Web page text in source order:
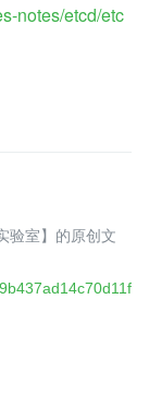
notes/etcd/etc
验室】的原创文